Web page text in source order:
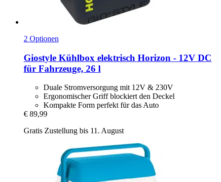
2 Optionen
Giostyle Kühlbox elektrisch Horizon -​ 12V DC
für Fahrzeuge, 26 l
Duale Stromversorgung mit 12V & 230V
Ergonomischer Griff blockiert den Deckel
Kompakte Form perfekt für das Auto
€ 89,99
Gratis Zustellung bis 11. August